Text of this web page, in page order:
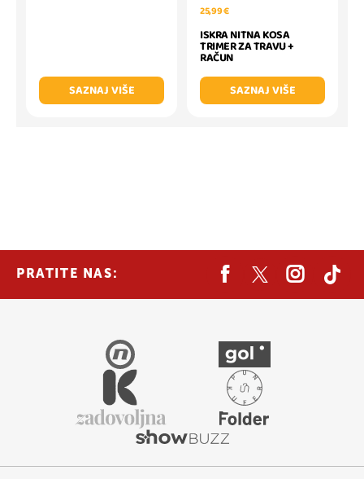
SAZNAJ VIŠE
25,99 €
ISKRA NITNA KOSA
TRIMER ZA TRAVU +
RAČUN
SAZNAJ VIŠE
PRATITE NAS: